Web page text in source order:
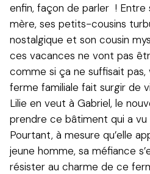
enfin, façon de parler !
mère, ses petits-cousins
nostalgique et son cousin
ces vacances ne vont pas
comme si ça ne suffisait
ferme familiale fait surgir de
Lilie en veut à Gabriel, le
prendre ce bâtiment qui a
Pourtant, à mesure qu’elle
jeune homme, sa méfiance
résister au charme de ce